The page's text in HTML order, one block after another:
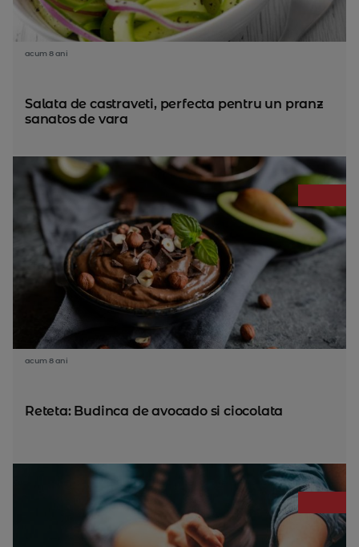
acum 8 ani
Salata de castraveti, perfecta pentru un pranz
sanatos de vara
acum 8 ani
Reteta: Budinca de avocado si ciocolata